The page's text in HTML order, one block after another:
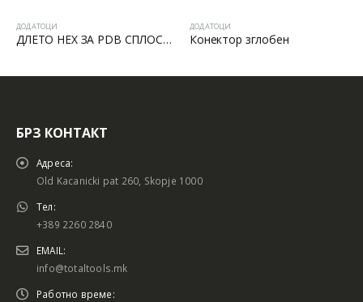
ДОДАТОЦИ
ДЛЕТО HEX ЗА PDB СПЛОСНАТО
ДОДАТОЦИ
Конектор зглобен
БРЗ КОНТАКТ
Адреса:
Old Kacanicki pat 260, Skopje 1000
Тел:
+389 2260 2840
EMAIL:
info@totaltools.mk
Работно време: